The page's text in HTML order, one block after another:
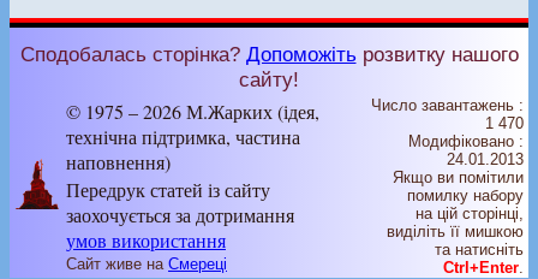
Сподобалась сторінка? Допоможітьрозвитку нашого
сайту!
© 1975 – 2026 М.Жарких (ідея,
технічна підтримка, частина
наповнення)
Передрук статей із сайту
заохочується за дотримання
умов використання
Сайт живе на Смереці
Число завантажень :
1 470
Модифіковано :
24.01.2013
Якщо ви помітили
помилку набору
на цiй сторiнцi,
видiлiть її мишкою
та натисніть
Ctrl+Enter.